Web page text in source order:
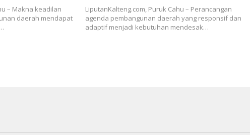
– Makna keadilan
daerah mendapat
LiputanKalteng.com, Puruk Cahu – Perancangan
agenda pembangunan daerah yang responsif dan
adaptif menjadi kebutuhan mendesak…